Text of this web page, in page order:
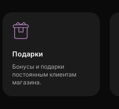
Подарки
Бонусы и подарки
постоянным клиентам
магазина.